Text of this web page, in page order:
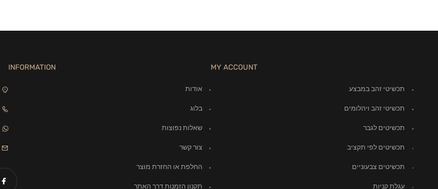
MY ACCOUNT
תכשיטי זהב במבצע
תכשיטי זהב ויהלומים
תכשיטים לגבר
תכשיטים לפי תקציב
תכשיטים צבעוניים
עגלת קניות
INFORMATION
אודות
בלוג
שאלות נפוצות
צור קשר
החלפת או החזרת מוצר
תקנון הזמנות דרך האתר